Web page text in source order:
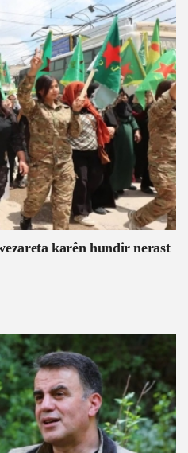
karên hundir nerast